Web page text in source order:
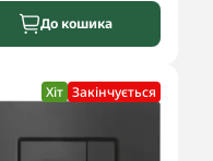
До кошика
Хіт Закінчується